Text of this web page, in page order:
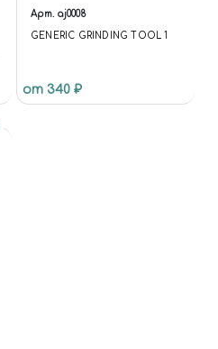
Арт. aj0008
GENERIC GRINDING TOOL 1
от 340 ₽